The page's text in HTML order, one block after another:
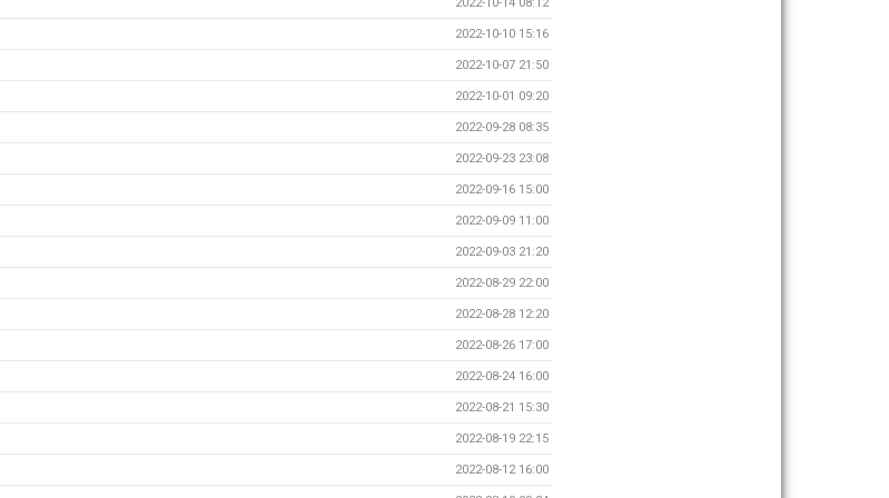
2022-10-10 15:16
2022-10-07 21:50
2022-10-01 09:20
2022-09-28 08:35
2022-09-23 23:08
2022-09-16 15:00
2022-09-09 11:00
2022-09-03 21:20
2022-08-29 22:00
2022-08-28 12:20
2022-08-26 17:00
2022-08-24 16:00
2022-08-21 15:30
2022-08-19 22:15
2022-08-12 16:00